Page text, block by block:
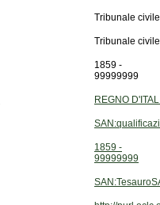
Tribunale
Tribunale
1859 -
99999999
REGNO
1859 -
99999999